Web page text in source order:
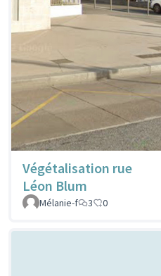
Végétalisation rue
Léon Blum
Mélanie-f
3 0